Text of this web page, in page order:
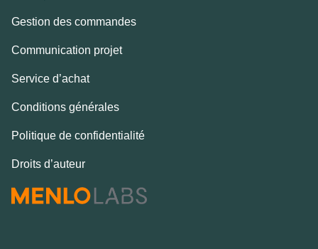
Gestion des commandes
Communication projet
Service d’achat
Conditions générales
Politique de confidentialité
Droits d’auteur